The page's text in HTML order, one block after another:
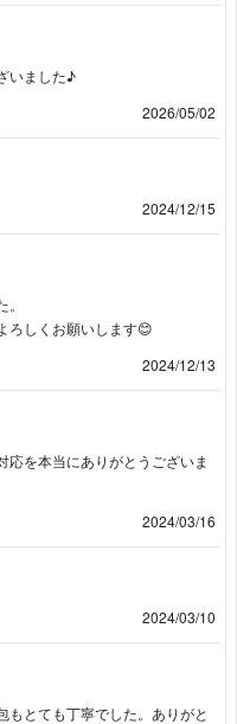
いました♪
2026/05/02
2024/12/15
ろしくお願いします😊
2024/12/13
応を本当にありがとうございま
2024/03/16
2024/03/10
とても丁寧でした。ありがと